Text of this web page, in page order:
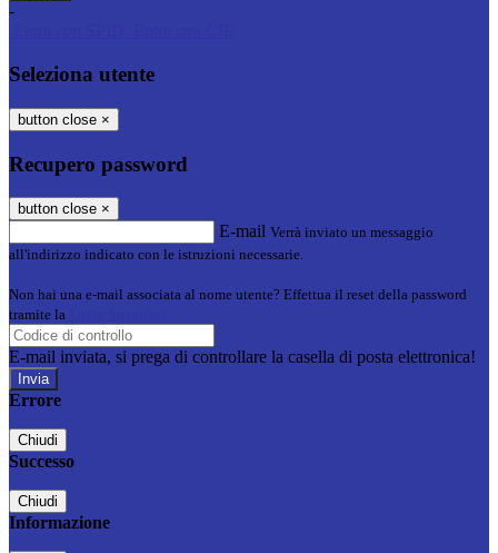
-
Seleziona utente
button close ×
Recupero password
button close ×
E-mail Verrà inviato un messaggio
all'indirizzo indicato con le istruzioni necessarie.
Non hai una e-mail associata al nome utente? Effettua il reset della password
tramite la
E-mail inviata, si prega di controllare la casella di posta elettronica!
Errore
Chiudi
Successo
Chiudi
Informazione